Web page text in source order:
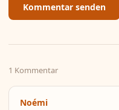
Kommentar senden
1 Kommentar
Noémi